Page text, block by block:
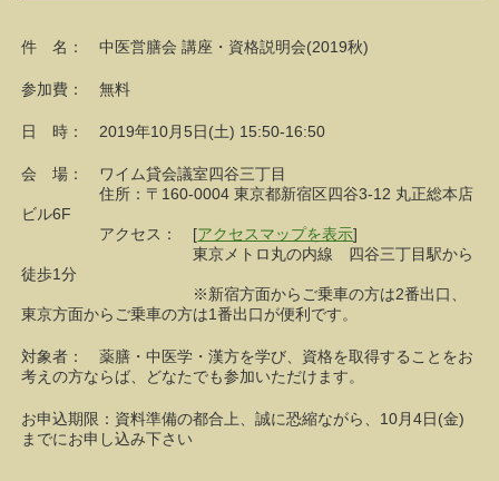
件 名： 中医営膳会 講座・資格説明会(2019秋)
参加費： 無料
日 時： 2019年10月5日(土) 15:50-16:50
会 場： ワイム貸会議室四谷三丁目
住所：〒160-0004 東京都新宿区四谷3-12 丸正総本店
ビル6F
アクセス： [アクセスマップを表示]
東京メトロ丸の内線 四谷三丁目駅から
徒歩1分
※新宿方面からご乗車の方は2番出口、
東京方面からご乗車の方は1番出口が便利です。
対象者： 薬膳・中医学・漢方を学び、資格を取得することをお
考えの方ならば、どなたでも参加いただけます。
お申込期限：資料準備の都合上、誠に恐縮ながら、10月4日(金)
までにお申し込み下さい